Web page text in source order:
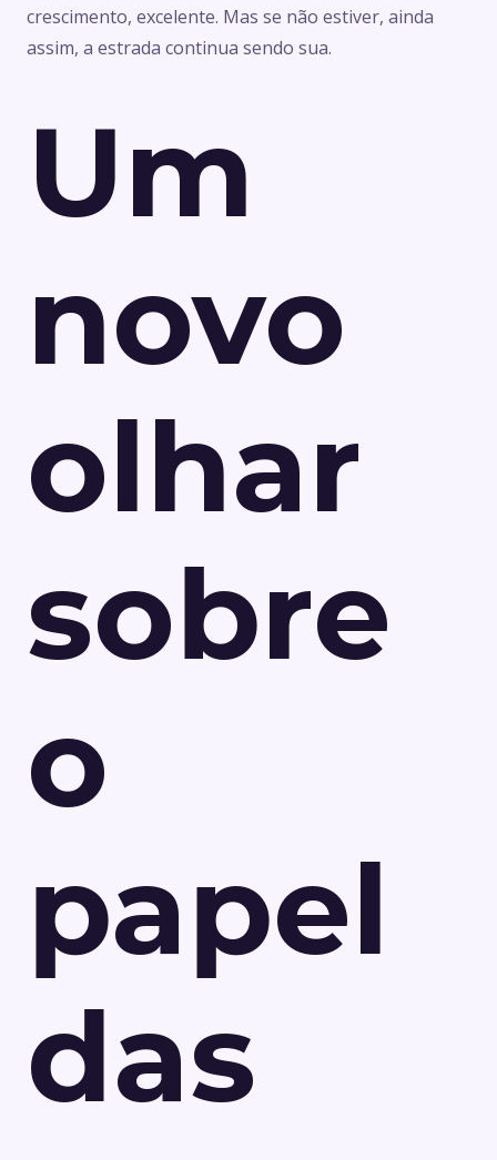
crescimento, excelente. Mas se não estiver, ainda
assim, a estrada continua sendo sua.
Um
novo
olhar
sobre
o
papel
das